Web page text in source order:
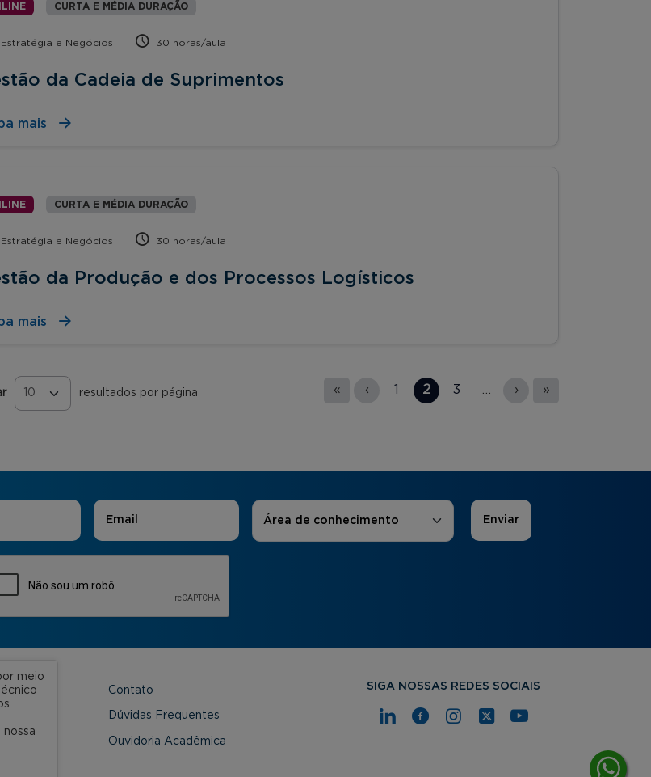
CURTA E MÉDIA DURAÇÃO
Estratégia e Negócios 30 horas/aula
da Cadeia de Suprimentos
mais
CURTA E MÉDIA DURAÇÃO
Estratégia e Negócios 30 horas/aula
da Produção e dos Processos Logísticos
mais
resultados por página « ‹ 1 2 3 … › »
E-mail Áreas de Interesse
Área de conhecimento
Contato
Dúvidas Frequentes
Ouvidoria Acadêmica
SIGA NOSSAS REDES SOCIAIS
meio
nossa